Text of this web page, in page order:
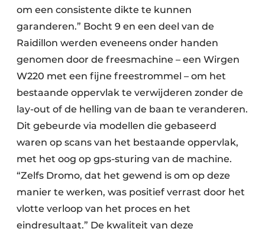
om een consistente dikte te kunnen
garanderen.” Bocht 9 en een deel van de
Raidillon werden eveneens onder handen
genomen door de freesmachine – een Wirgen
W220 met een fijne freestrommel – om het
bestaande oppervlak te verwijderen zonder de
lay-out of de helling van de baan te veranderen.
Dit gebeurde via modellen die gebaseerd
waren op scans van het bestaande oppervlak,
met het oog op gps-sturing van de machine.
“Zelfs Dromo, dat het gewend is om op deze
manier te werken, was positief verrast door het
vlotte verloop van het proces en het
eindresultaat.” De kwaliteit van deze